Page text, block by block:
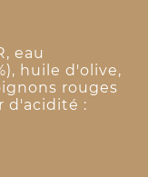
eau
huile d'olive,
rouges
d'acidité :